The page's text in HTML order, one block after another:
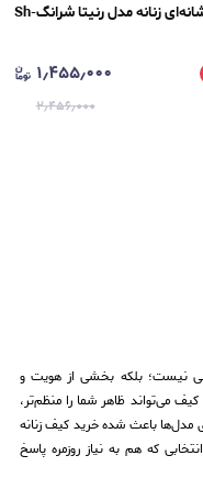
کیف شانه‌ای زنانه مدل رنیتا شرانگSh-
۱٫۴۵۵٫۰۰۰
۲٫۴۵۶٫۰۰۰
نیست؛ بلکه بخشی از هویت و
می‌تواند ظاهر شما را منظم‌تر،
مدل‌ها باعث شده خرید کیف زنانه
که هم به نیاز روزمره پاسخ